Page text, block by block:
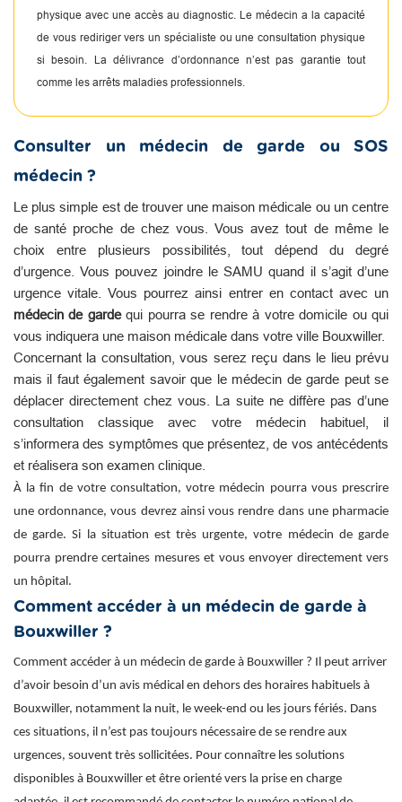
physique avec une accès au diagnostic. Le médecin a la capacité
de vous rediriger vers un spécialiste ou une consultation physique
si besoin. La délivrance d’ordonnance n’est pas garantie tout
comme les arrêts maladies professionnels.
Consulter un médecin de garde ou SOS
médecin ?
Le plus simple est de trouver une maison médicale ou un centre
de santé proche de chez vous. Vous avez tout de même le
choix entre plusieurs possibilités, tout dépend du degré
d’urgence. Vous pouvez joindre le SAMU quand il s’agit d’une
urgence vitale. Vous pourrez ainsi entrer en contact avec un
médecin de gardequi pourra se rendre à votre domicile ou qui
vous indiquera une maison médicale dans votre ville Bouxwiller.
Concernant la consultation, vous serez reçu dans le lieu prévu
mais il faut également savoir que le médecin de garde peut se
déplacer directement chez vous. La suite ne diffère pas d’une
consultation classique avec votre médecin habituel, il
s’informera des symptômes que présentez, de vos antécédents
et réalisera son examen clinique.
À la fin de votre consultation, votre médecin pourra vous prescrire
une ordonnance, vous devrez ainsi vous rendre dans une pharmacie
de garde. Si la situation est très urgente, votre médecin de garde
pourra prendre certaines mesures et vous envoyer directement vers
un hôpital.
Comment accéder à un médecin de garde à
Bouxwiller ?
Comment accéder à un médecin de garde à Bouxwiller ? Il peut arriver
d’avoir besoin d’un avis médical en dehors des horaires habituels à
Bouxwiller, notamment la nuit, le week-end ou les jours fériés. Dans
ces situations, il n’est pas toujours nécessaire de se rendre aux
urgences, souvent très sollicitées. Pour connaître les solutions
disponibles à Bouxwiller et être orienté vers la prise en charge